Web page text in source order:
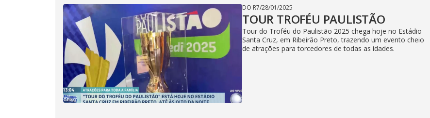
DO R7/28/01/2025
TOUR TROFÉU PAULISTÃO
Tour do Troféu do Paulistão 2025 chega hoje no Estádio
Santa Cruz, em Ribeirão Preto, trazendo um evento cheio
de atrações para torcedores de todas as idades.